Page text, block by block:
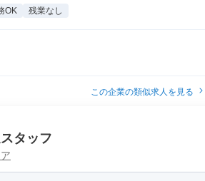
OK 残業なし
この企業の類似求人を見る
タッフ